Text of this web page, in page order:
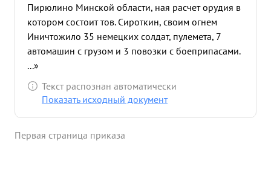
Пирюлино Минской области, ная расчет орудия в
котором состоит тов. Сироткин, своим огнем
Иничтожило 35 немецких солдат, пулемета, 7
автомашин с грузом и 3 повозки с боеприпасами.
...»
Текст распознан автоматически
Показать исходный документ
Первая страница приказа